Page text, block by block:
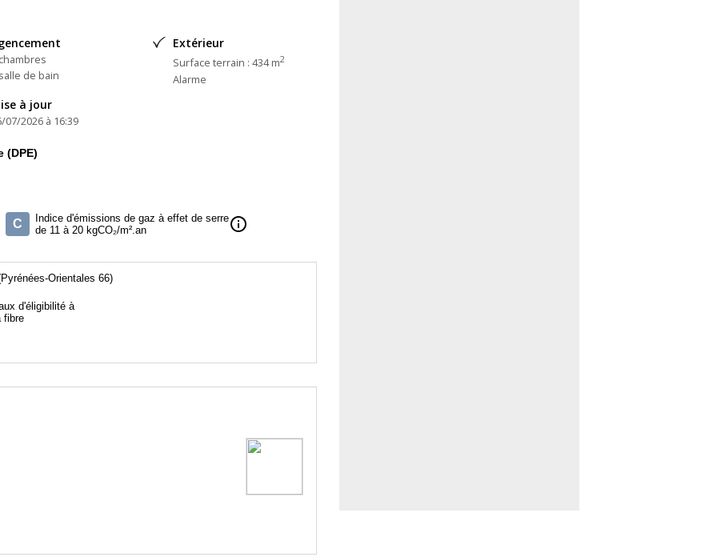
de bain
Extérieur
Surface terrain : 434 m2
Alarme
à jour
07/2026 à 16:39
(DPE)
C
Indice d'émissions de gaz à effet de serre
de 11 à 20 kgCO₂/m².an
info
Orientales 66)
d'éligibilité à
fibre